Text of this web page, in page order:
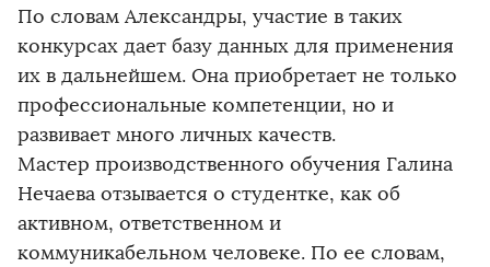
По словам Александры, участие в таких
конкурсах дает базу данных для применения
их в дальнейшем. Она приобретает не только
профессиональные компетенции, но и
развивает много личных качеств.
Мастер производственного обучения Галина
Нечаева отзывается о студентке, как об
активном, ответственном и
коммуникабельном человеке. По ее словам,